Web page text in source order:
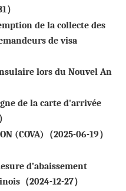
de la collecte des
de visa
lors du Nouvel An
de la carte d'arrivée
(COVA)（2025-06-19）
d’abaissement
（2024-12-27）